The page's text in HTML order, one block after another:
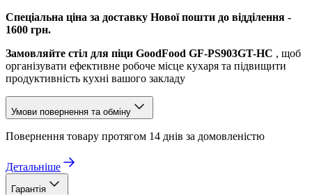
Спеціальна ціна за доставку Нової пошти до відділення -
1600 грн.
Замовляйте стіл для піци GoodFood GF-PS903GT-HC , щоб
організувати ефективне робоче місце кухаря та підвищити
продуктивність кухні вашого закладу
Умови повернення та обміну
Повернення товару протягом 14 днів за домовленістю
Детальніше
Гарантія